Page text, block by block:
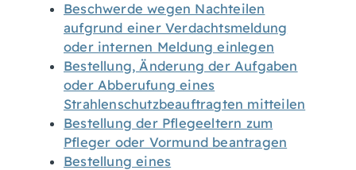
Beschwerde wegen Nachteilen
aufgrund einer Verdachtsmeldung
oder internen Meldung einlegen
Bestellung, Änderung der Aufgaben
oder Abberufung eines
Strahlenschutzbeauftragten mitteilen
Bestellung der Pflegeeltern zum
Pfleger oder Vormund beantragen
Bestellung eines